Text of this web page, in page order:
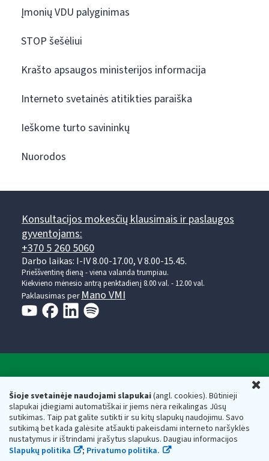
Šioje svetainėje naudojami slapukai(angl. cookies). Būtinieji
slapukai įdiegiami automatiškai ir jiems nėra reikalingas Jūsų
sutikimas. Taip pat galite sutikti ir su kitų slapukų naudojimu. Savo
sutikimą bet kada galėsite atšaukti pakeisdami interneto naršyklės
nustatymus ir ištrindami įrašytus slapukus. Daugiau informacijos
Slapukų politika
; Privatumo politika.
Įmonių VDU palyginimas
STOP šešėliui
Krašto apsaugos ministerijos informacija
Interneto svetainės atitikties paraiška
Ieškome turto savininkų
Nuorodos
Konsultacijos mokesčių klausimais ir paslaugos
gyventojams:
+370 5 260 5060
Darbo laikas: I-IV 8.00-17.00, V 8.00-15.45.
Prieššventinę dieną - viena valanda trumpiau.
Kiekvieno mėnesio antrą penktadienį 8.00 val. - 12.00 val.
Paklausimas perMano VMI
Valstybinė mokesčių inspekcija prie Lietuvos
Respublikos finansų ministerijos
Biudžetinė įstaiga. Juridinio asmens kodas — 188659752,
adresas: Vasario 16-osios g. 14, 01107 Vilnius, Lietuva, el.paštas:
vmi@vmi.lt , E. pristatymo dėžutės adresas 188659752
Duomenys apie Valstybinę mokesčių inspekciją prie Lietuvos
Respublikos finansų ministerijos kaupiami ir saugomi Juridinių